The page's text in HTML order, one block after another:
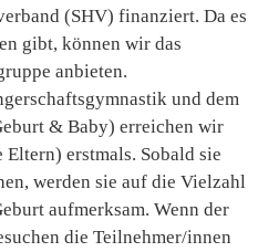
(SHV) finanziert. Da es
gibt, können wir das
anbieten.
und dem
& Baby) erreichen wir
erstmals. Sobald sie
werden sie auf die Vielzahl
aufmerksam. Wenn der
die Teilnehmer/innen